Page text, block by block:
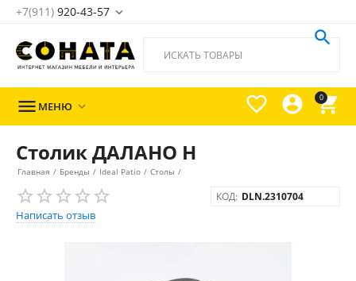
+7(911) 920-43-57 
0




 МЕНЮ 
Столик ДАЛАНО Н
Главная / Бренды / Ideal Patio / Столы /
Написать отзыв
КОД: DLN.2310704